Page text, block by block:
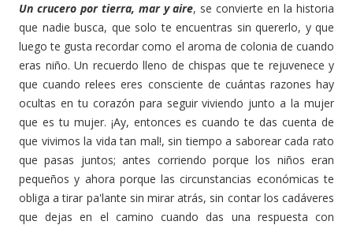
Un crucero por tierra, mar y aire, se convierte en la historia
que nadie busca, que solo te encuentras sin quererlo, y que
luego te gusta recordar como el aroma de colonia de cuando
eras niño. Un recuerdo lleno de chispas que te rejuvenece y
que cuando relees eres consciente de cuántas razones hay
ocultas en tu corazón para seguir viviendo junto a la mujer
que es tu mujer. ¡Ay, entonces es cuando te das cuenta de
que vivimos la vida tan mal!, sin tiempo a saborear cada rato
que pasas juntos; antes corriendo porque los niños eran
pequeños y ahora porque las circunstancias económicas te
obliga a tirar pa'lante sin mirar atrás, sin contar los cadáveres
que dejas en el camino cuando das una respuesta con